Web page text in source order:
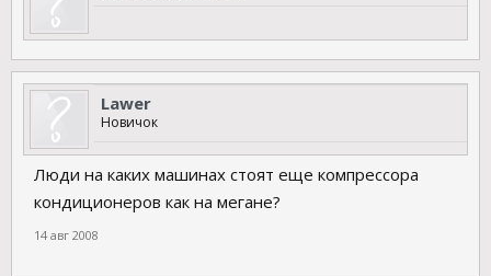
Lawer
Новичок
Люди на каких машинах стоят еще компрессора
кондиционеров как на мегане?
14 авг 2008